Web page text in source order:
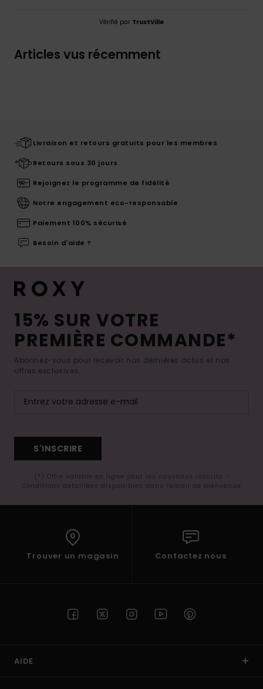
Vérifié par TrustVille
Articles vus récemment
Livraison et retours gratuits pour les membres
Retours sous 30 jours
Rejoignez le programme de fidélité
Notre engagement eco-responsable
Paiement 100% sécurisé
Besoin d'aide ?
15% SUR VOTRE
PREMIÈRE COMMANDE*
Abonnez-vous pour recevoir nos dernières actus et nos
offres exclusives.
S'INSCRIRE
(*) Offre valable en ligne pour les nouveaux inscrits -
Conditions détaillées disponibles dans l'email de bienvenue
Trouver un magasin Contactez nous
AIDE